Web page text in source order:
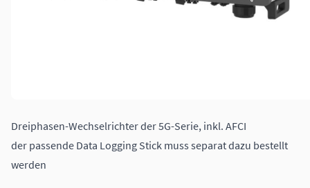
Dreiphasen-Wechselrichter der 5G-Serie, inkl. AFCI
der passende Data Logging Stick muss separat dazu bestellt
werden